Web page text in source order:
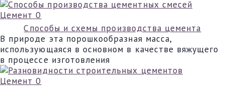
Цемент 0
Способы и схемы производства цемента
В природе эта порошкообразная масса,
использующаяся в основном в качестве вяжущего
в процессе изготовления
Цемент 0